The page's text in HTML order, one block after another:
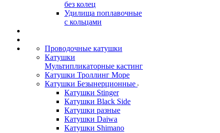
без колец
Удилища поплавочные
с кольцами
Проводочные катушки
Катушки
Мультипликаторные кастинг
Катушки Троллинг Море
Катушки Безынерционные
Катушки Stinger
Катушки Black Side
Катушки разные
Катушки Daiwa
Катушки Shimano